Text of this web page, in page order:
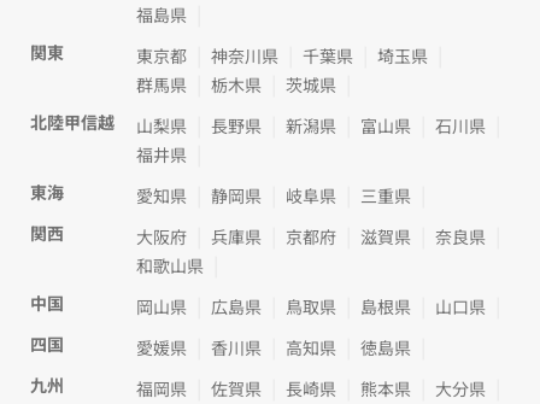
福島県
関東
東京都 神奈川県 千葉県
埼玉県
群馬県
栃木県
茨城県
北陸甲信越
山梨県 長野県 新潟県 富山県
石川県
福井県
東海
愛知県 静岡県 岐阜県
三重県
関西
大阪府 兵庫県 京都府 滋賀県
奈良県
和歌山県
中国
岡山県 広島県 鳥取県 島根県
山口県
四国
愛媛県 香川県 高知県
徳島県
九州
福岡県 佐賀県 長崎県 熊本県
大分県